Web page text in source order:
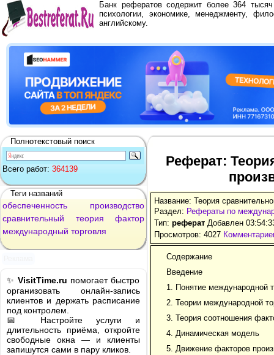
Банк рефератов содержит более 364
психологии, экономике, менеджменту,
английскому.
Полнотекстовый поиск
Всего работ: 364139
Теги названий
обеспеченность
производство
сравнительный
теория
фактор
международный торговля
✨ VisitTime.ru помогает быстро
организовать онлайн-запись
клиентов и держать расписание
под контролем.
📅 Настройте услуги и
длительность приёма, откройте
свободные окна — и клиенты
запишутся сами в пару кликов.
Реферат:
Название: Теория
Раздел: Рефераты по
Тип: реферат Добавлен
Просмотров: 4027
Содержание
Введение
1. Понятие международной
2. Теории международной
3. Теория соотношения
4. Динамическая модель
5. Движение факторов